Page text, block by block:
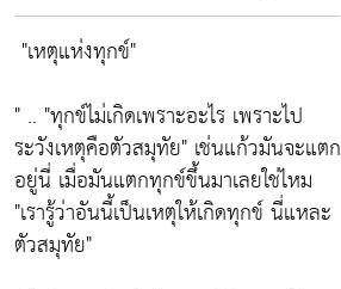
"เหตุแห่งทุกข์"
" .. "ทุกข์ไม่เกิดเพราะอะไร เพราะไป
ระวังเหตุคือตัวสมุทัย" เช่นแก้วมันจะแตก
อยู่นี่ เมื่อมันแตกทุกข์ขึ้นมาเลยใช่ไหม
"เรารู้ว่าอันนี้เป็นเหตุให้เกิดทุกข์ นี่แหละ
ตัวสมุทัย"